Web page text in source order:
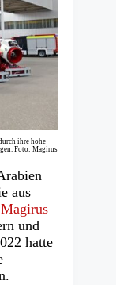
ihre hohe
Foto: Magirus
aus
Magirus(Öffnet
einem
und
hatte